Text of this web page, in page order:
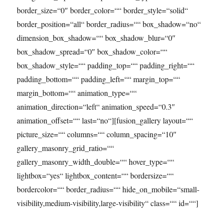
border_size=“0″ border_color=““ border_style=“solid“
border_position=“all“ border_radius=““ box_shadow=“no“
dimension_box_shadow=““ box_shadow_blur=“0″
box_shadow_spread=“0″ box_shadow_color=““
box_shadow_style=““ padding_top=““ padding_right=““
padding_bottom=““ padding_left=““ margin_top=““
margin_bottom=““ animation_type=““
animation_direction=“left“ animation_speed=“0.3″
animation_offset=““ last=“no“][fusion_gallery layout=““
picture_size=““ columns=““ column_spacing=“10″
gallery_masonry_grid_ratio=““
gallery_masonry_width_double=““ hover_type=““
lightbox=“yes“ lightbox_content=““ bordersize=““
bordercolor=““ border_radius=““ hide_on_mobile=“small-
visibility,medium-visibility,large-visibility“ class=““ id=““]